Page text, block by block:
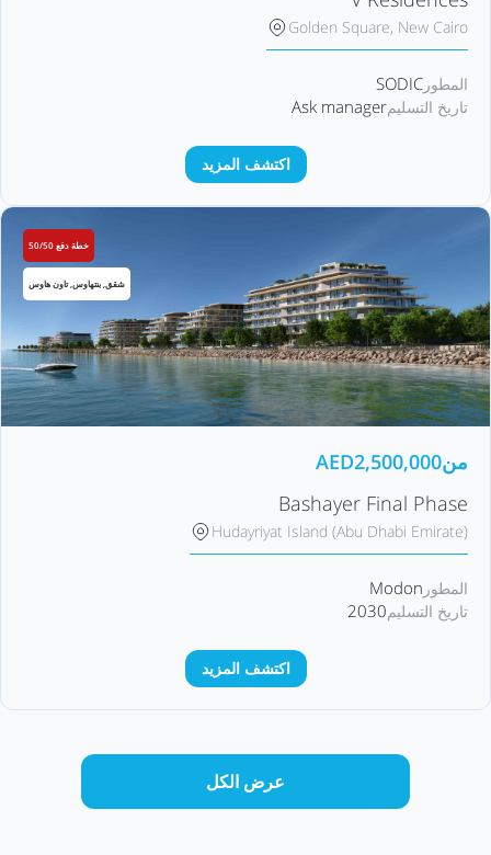
Golden Square, New Cairo
المطور SODIC
تاريخ التسليمAsk manager
اكتشف المزيد
خطة دفع 50/50
شقق, بنتهاوس, تاون هاوس
من AED2,500,000
Bashayer Final Phase
Hudayriyat Island (Abu Dhabi Emirate)
المطور Modon
تاريخ التسليم2030
اكتشف المزيد
عرض الكل